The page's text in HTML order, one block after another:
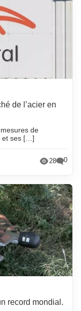
de l’acier en
de
et ses […]
28 0
record mondial.